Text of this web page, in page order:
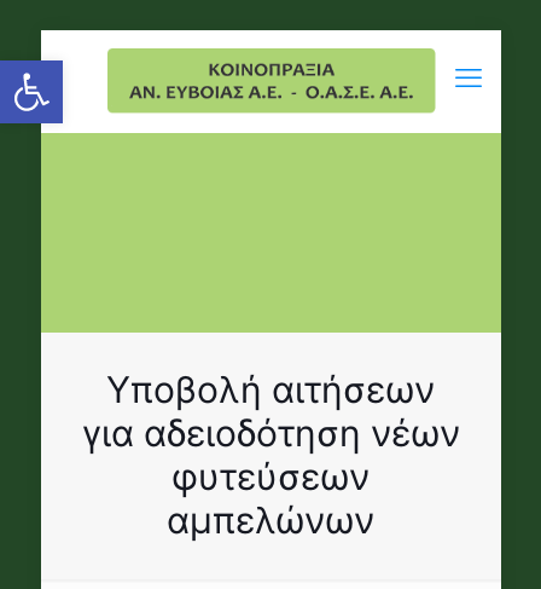
Open toolbar
Υποβολή αιτήσεων
για αδειοδότηση νέων
φυτεύσεων
αμπελώνων